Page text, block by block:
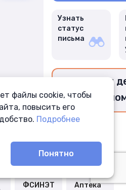
Узнать
статус
письма
Перевести
ФСИНЭТ Аптека
файлы cookie, чтобы
повысить его
Подробнее
Понятно